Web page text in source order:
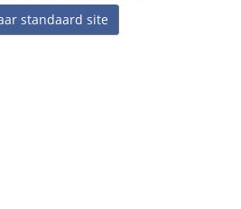
standaard site